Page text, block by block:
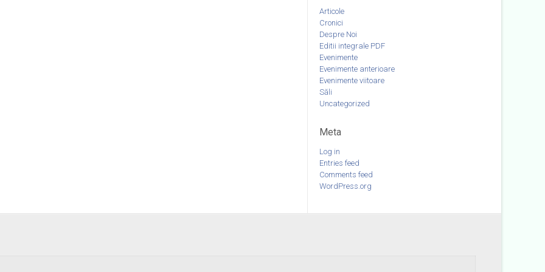
Articole
Cronici
Despre Noi
Editii integrale PDF
Evenimente
Evenimente anterioare
Evenimente viitoare
Săli
Uncategorized
Meta
Log in
Entries feed
Comments feed
WordPress.org